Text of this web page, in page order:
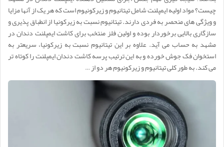
چیست؟ مواد اولیه ایمپلنت شامل تیتانیوم و زیرکونیوم است که هر یک از آنها مزایا
و ویژگی های منحصر به فردی دارند. تیتانیوم نسبت به زیرکونیا از انطباق پذیری و
سازگاری بالایی برخوردار بوده و اولین فلز منتخب برای کاشت ایمپلنت دندان در
مشهد به حساب می آید. علاوه بر این تیتانیوم نسبت به زیرکونیا، سریعتر به
استخوان فک جوش خورده و به این ترتیب پرسه کاشت دندان ایمپلنت را کوتاه تر
می کند. به طور کلی تیتانیوم و زیرکونیوم هر دو از …